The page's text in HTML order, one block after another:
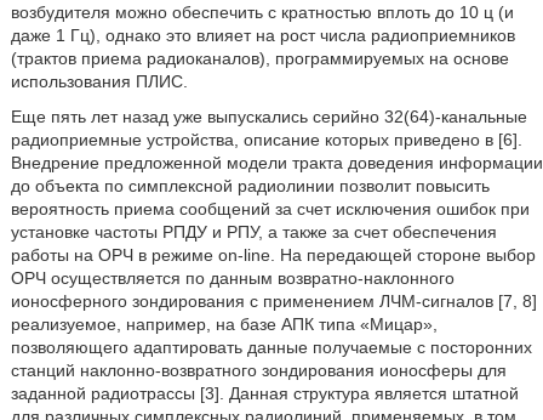
возбудителя можно обеспечить с кратностью вплоть до 10 ц (и
даже 1 Гц), однако это влияет на рост числа радиоприемников
(трактов приема радиоканалов), программируемых на основе
использования ПЛИС.
Еще пять лет назад уже выпускались серийно 32(64)-канальные
радиоприемные устройства, описание которых приведено в [6].
Внедрение предложенной модели тракта доведения информации
до объекта по симплексной радиолинии позволит повысить
вероятность приема сообщений за счет исключения ошибок при
установке частоты РПДУ и РПУ, а также за счет обеспечения
работы на ОРЧ в режиме on-line. На передающей стороне выбор
ОРЧ осуществляется по данным возвратно-наклонного
ионосферного зондирования с применением ЛЧМ-сигналов [7, 8]
реализуемое, например, на базе АПК типа «Мицар»,
позволяющего адаптировать данные получаемые с посторонних
станций наклонно-возвратного зондирования ионосферы для
заданной радиотрассы [3]. Данная структура является штатной
для различных симплексных радиолиний, применяемых, в том